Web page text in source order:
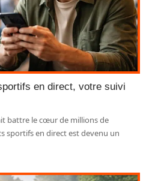
en direct, votre suivi
battre le cœur de millions de
sportifs en direct est devenu un